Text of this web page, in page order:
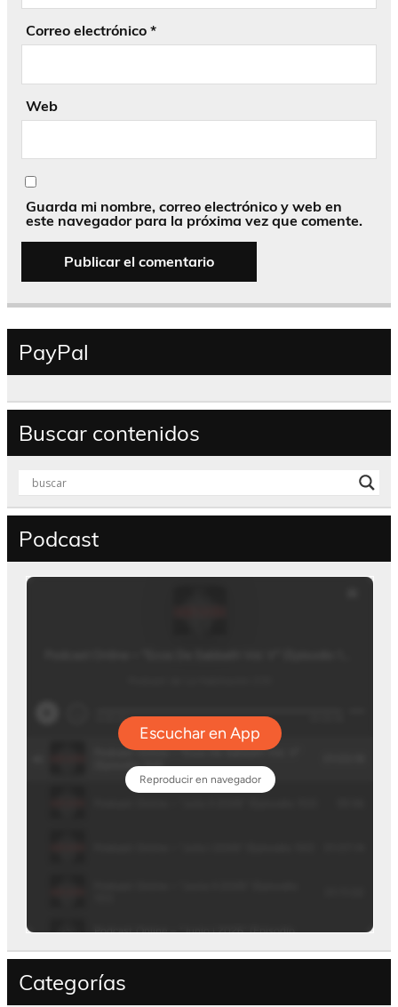
Correo electrónico *
Web
Guarda mi nombre, correo electrónico y web en
este navegador para la próxima vez que comente.
PayPal
Buscar contenidos
Podcast
Categorías